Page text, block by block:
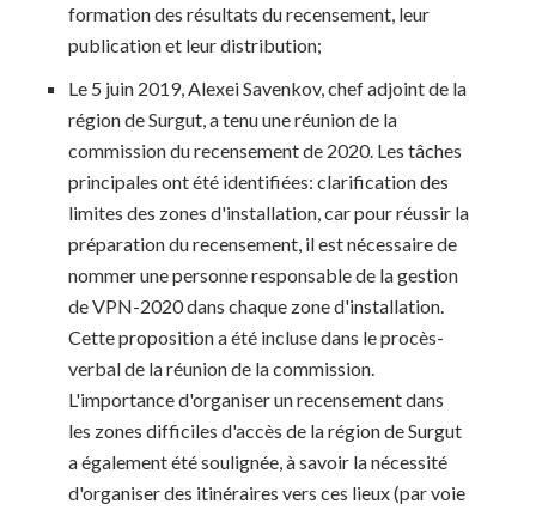
formation des résultats du recensement, leur
publication et leur distribution;
Le 5 juin 2019, Alexei Savenkov, chef adjoint de la
région de Surgut, a tenu une réunion de la
commission du recensement de 2020. Les tâches
principales ont été identifiées: clarification des
limites des zones d'installation, car pour réussir la
préparation du recensement, il est nécessaire de
nommer une personne responsable de la gestion
de VPN-2020 dans chaque zone d'installation.
Cette proposition a été incluse dans le procès-
verbal de la réunion de la commission.
L'importance d'organiser un recensement dans
les zones difficiles d'accès de la région de Surgut
a également été soulignée, à savoir la nécessité
d'organiser des itinéraires vers ces lieux (par voie